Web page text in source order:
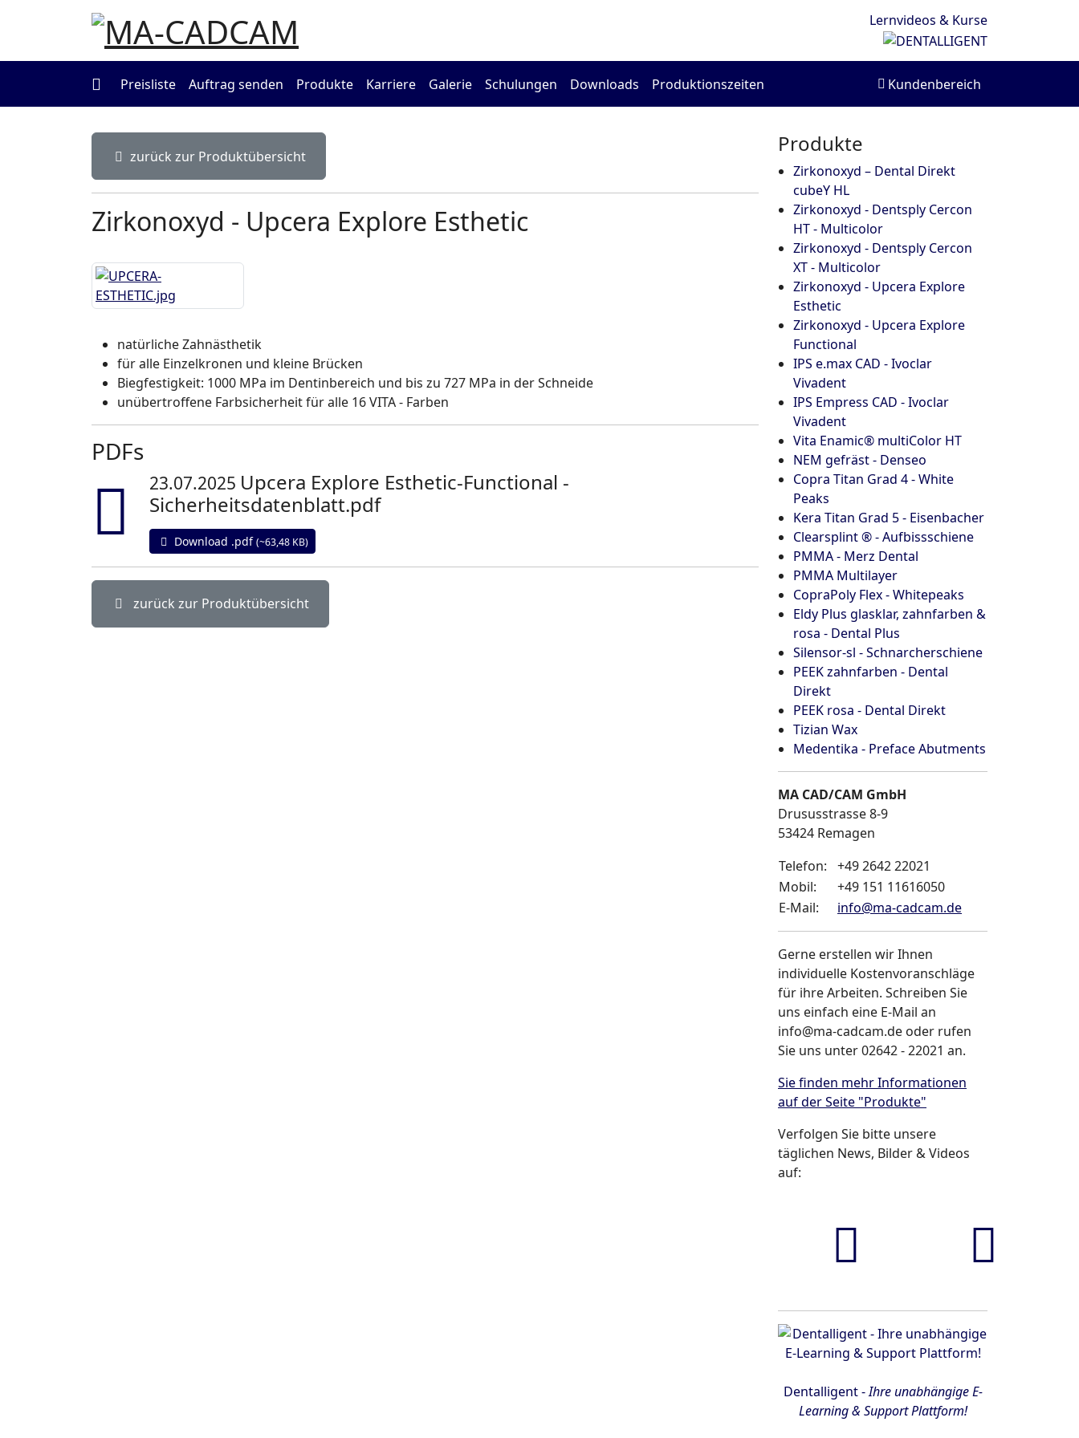
Lernvideos & Kurse
MaCadCam
Preisliste Auftrag senden Produkte Karriere Galerie Schulungen Downloads Produktionszeiten Kundenbereich
zurück zur Produktübersicht
Zirkonoxyd - Upcera Explore Esthetic
natürliche Zahnästhetik
für alle Einzelkronen und kleine Brücken
Biegfestigkeit: 1000 MPa im Dentinbereich und bis zu 727 MPa in der Schneide
unübertroffene Farbsicherheit für alle 16 VITA - Farben
PDFs
text23.07.2025 Upcera Explore Esthetic-Functional -
Sicherheitsdatenblatt.pdf
Download .pdf(~63,48 KB)
zurück zur Produktübersicht
Produkte
Zirkonoxyd – Dental Direkt
cubeY HL
Zirkonoxyd - Dentsply Cercon
HT - Multicolor
Zirkonoxyd - Dentsply Cercon
XT - Multicolor
Zirkonoxyd - Upcera Explore
Esthetic
Zirkonoxyd - Upcera Explore
Functional
IPS e.max CAD - Ivoclar
Vivadent
IPS Empress CAD - Ivoclar
Vivadent
Vita Enamic® multiColor HT
NEM gefräst - Denseo
Copra Titan Grad 4 - White
Peaks
Kera Titan Grad 5 - Eisenbacher
Clearsplint ® - Aufbissschiene
PMMA - Merz Dental
PMMA Multilayer
CopraPoly Flex - Whitepeaks
Eldy Plus glasklar, zahnfarben &
rosa - Dental Plus
Silensor-sl - Schnarcherschiene
PEEK zahnfarben - Dental
Direkt
PEEK rosa - Dental Direkt
Tizian Wax
Medentika - Preface Abutments
MA CAD/CAM GmbH
Drususstrasse 8-9
53424 Remagen
Telefon:
+49 2642 22021
Mobil:
+49 151 11616050
E-Mail:
info@ma-cadcam.de
Gerne erstellen wir Ihnen
individuelle Kostenvoranschläge
für ihre Arbeiten. Schreiben Sie
uns einfach eine E-Mail an
info@ma-cadcam.de oder rufen
Sie uns unter 02642 - 22021 an.
Sie finden mehr Informationen
auf der Seite "Produkte"
Verfolgen Sie bitte unsere
täglichen News, Bilder & Videos
auf:
Dentalligent -Ihre unabhängige E-
Learning & Support Plattform!